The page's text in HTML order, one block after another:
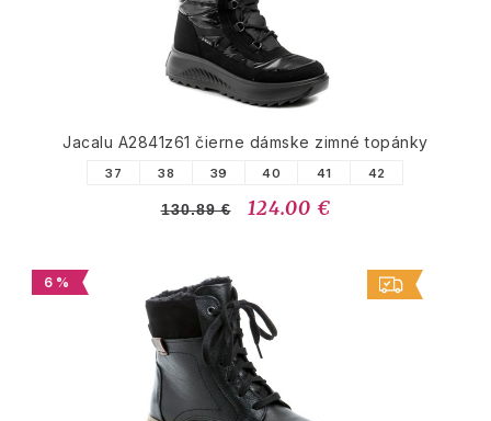
Jacalu A2841z61 čierne dámske zimné topánky
37 38 39 40 41 42
130.89 € 124.00 €
6 %